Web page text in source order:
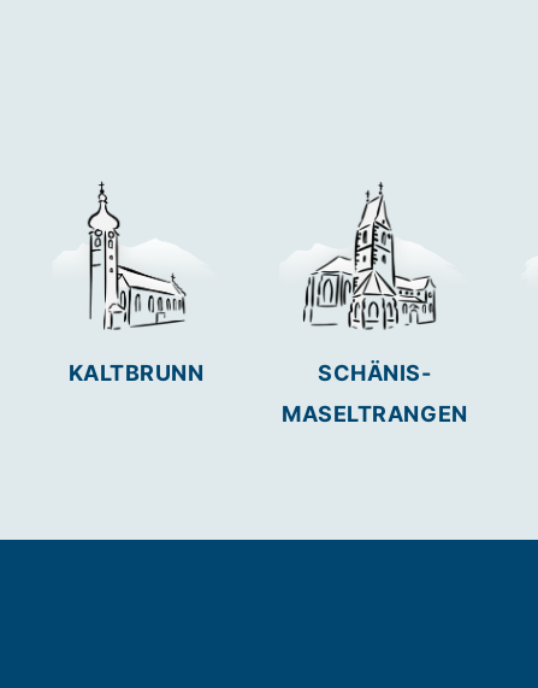
KALTBRUNN
SCHÄNIS-
MASELTRANGEN